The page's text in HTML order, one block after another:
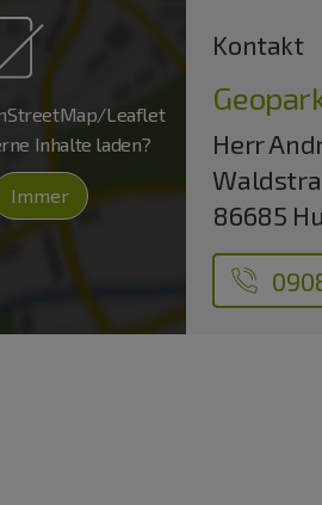
Leaflet
Inhalte laden?
Immer
Kontakt
Herr
86685